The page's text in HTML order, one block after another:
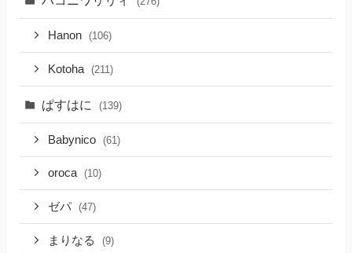
Hanon (106)
Kotoha (211)
ぱすはに (139)
Babynico (61)
oroca (10)
ゼパ (47)
まりなる (9)